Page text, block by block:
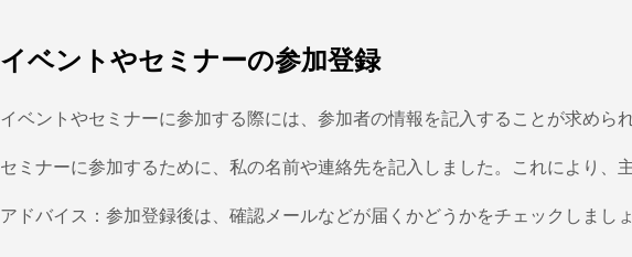
イベントやセミナーの参加登録
イベントやセミナーに参加する際には、参加者の情報を記入することが求め
セミナーに参加するために、私の名前や連絡先を記入しました。これにより、
アドバイス：参加登録後は、確認メールなどが届くかどうかをチェックしましょ